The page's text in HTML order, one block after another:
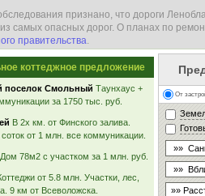
признано, что дороги
самых опасных дорог. О планах по
правительства.
коттеджное предложение
поселок Смольный Таунхаус +
за 1750 тыс. руб.
В 2х км. от Финского залива.
от 1 млн. все коммуникации.
Дом 78м2 с участком за 1 млн. руб.
от 5.8 млн. Участки, лес,
9 км от Всеволожска.
От